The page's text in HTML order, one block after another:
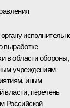
выработке
в области обороны,
учреждениям
иным
власти, перечень
Российской